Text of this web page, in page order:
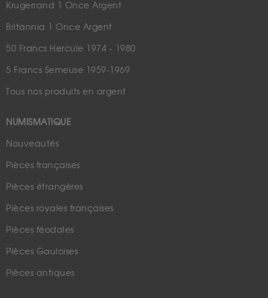
Krugerrand 1 Once Argent
Britannia 1 Once Argent
50 Francs Hercule 1974 - 1980
5 Francs Semeuse 1959-1969
Tous nos produits en argent
NUMISMATIQUE
Nouveautés
Pièces françaises
Pièces étrangères
Pièces royales françaises
Pièces féodales
Pièces Gauloises
Pièces antiques